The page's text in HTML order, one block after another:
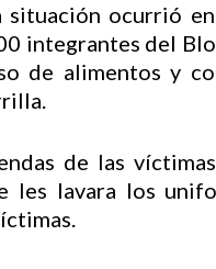
ocurrió
integrantes del
de alimentos y
de las
les lavara los